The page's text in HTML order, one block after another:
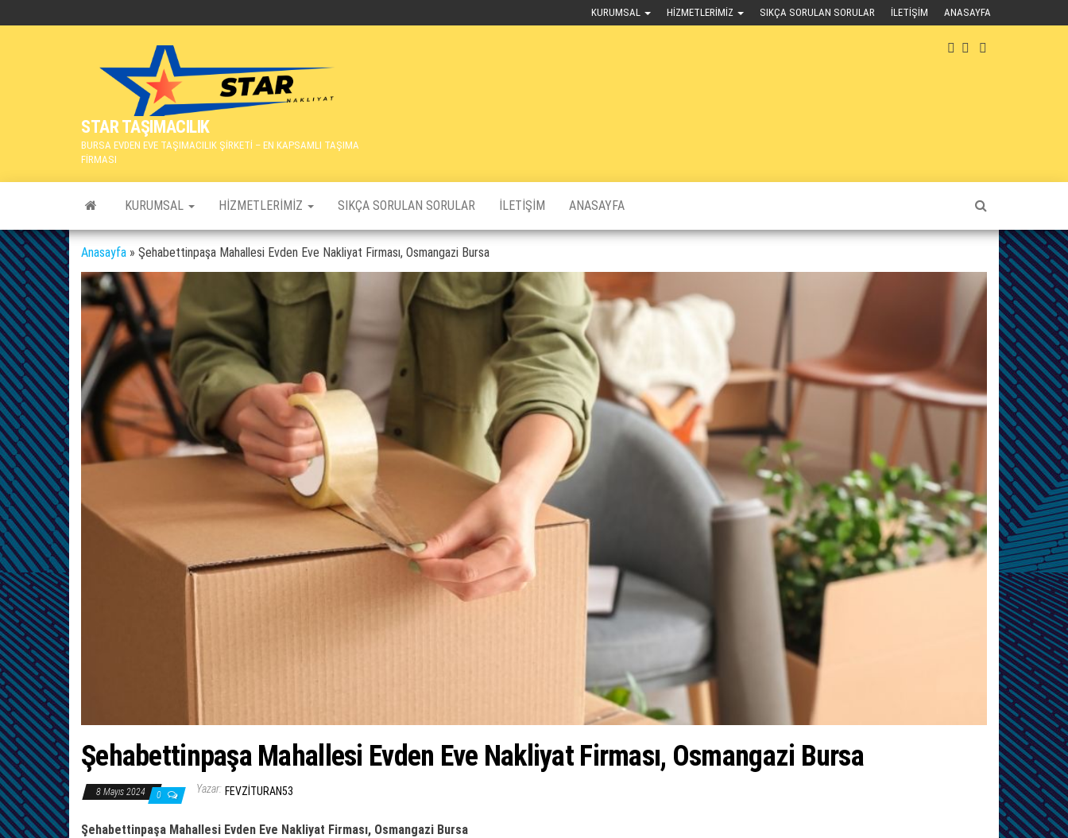
KURUMSAL HIZMETLERIMIZ SIKÇA SORULAN SORULAR İLETIŞIM ANASAYFA
STAR TAŞIMACILIK
BURSA EVDEN EVE TAŞIMACILIK ŞİRKETİ – EN KAPSAMLI TAŞIMA
FİRMASI
KURUMSAL HIZMETLERIMIZ SIKÇA SORULAN SORULAR İLETIŞIM ANASAYFA
Anasayfa » Şehabettinpaşa Mahallesi Evden Eve Nakliyat Firması, Osmangazi Bursa
Şehabettinpaşa Mahallesi Evden Eve Nakliyat Firması, Osmangazi Bursa
8 Mayıs 2024 0 Yazar: FEVZITURAN53
Şehabettinpaşa Mahallesi Evden Eve Nakliyat Firması, Osmangazi Bursa